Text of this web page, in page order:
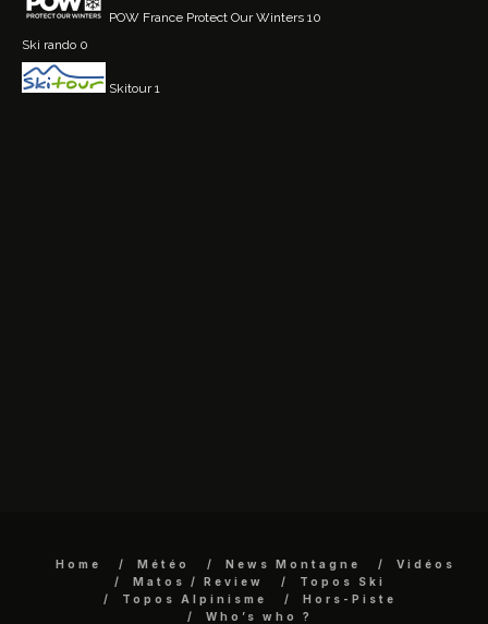
POW France Protect Our Winters 10
Ski rando 0
Skitour1
Home Météo News Montagne
Vidéos
Matos / Review
Topos Ski
Topos Alpinisme
Hors-Piste
Who’s who ?